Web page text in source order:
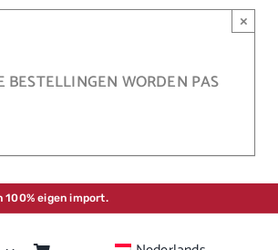
WORDEN PAS
×
100% eigen import.